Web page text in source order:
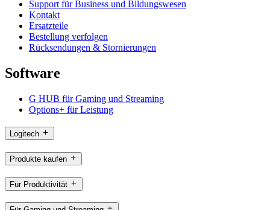
Support für Business und Bildungswesen
Kontakt
Ersatzteile
Bestellung verfolgen
Rücksendungen & Stornierungen
Software
G HUB für Gaming und Streaming
Options+ für Leistung
Logitech
Produkte kaufen
Für Produktivität